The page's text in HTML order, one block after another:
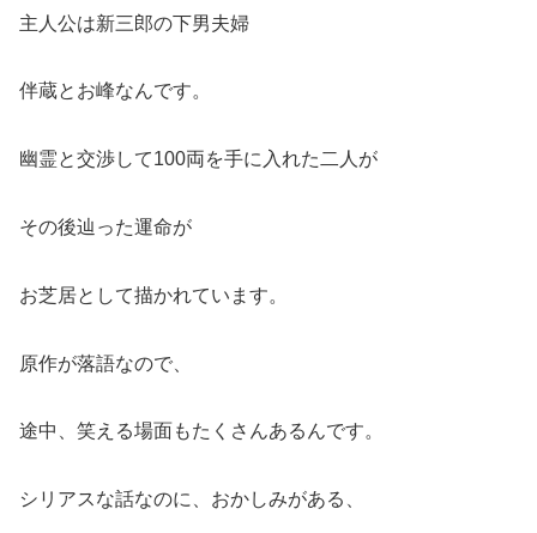
主人公は新三郎の下男夫婦
伴蔵とお峰なんです。
幽霊と交渉して100両を手に入れた二人が
その後辿った運命が
お芝居として描かれています。
原作が落語なので、
途中、笑える場面もたくさんあるんです。
シリアスな話なのに、おかしみがある、